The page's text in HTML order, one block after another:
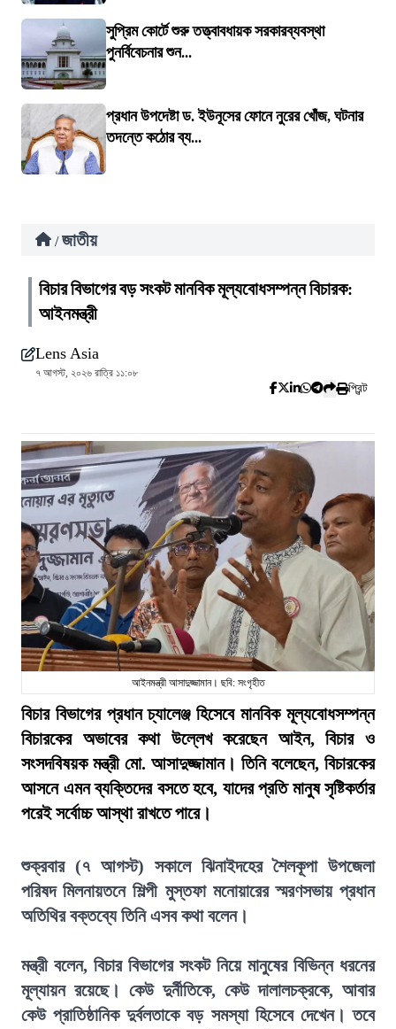
সুপ্রিম কোর্টে শুরু তত্ত্বাবধায়ক সরকারব্যবস্থা
পুনর্বিবেচনার শুন...
প্রধান উপদেষ্টা ড. ইউনূসের ফোনে নুরের খোঁজ, ঘটনার
তদন্তে কঠোর ব্য...
/ জাতীয়
বিচার বিভাগের বড় সংকট মানবিক মূল্যবোধসম্পন্ন বিচারক:
আইনমন্ত্রী
Lens Asia
৭ আগস্ট, ২০২৬ রাত্রি ১১:০৮
প্রিন্ট
আইনমন্ত্রী আসাদুজ্জামান। ছবি: সংগৃহীত
বিচার বিভাগের প্রধান চ্যালেঞ্জ হিসেবে মানবিক মূল্যবোধসম্পন্ন
বিচারকের অভাবের কথা উল্লেখ করেছেন আইন, বিচার ও
সংসদবিষয়ক মন্ত্রী মো. আসাদুজ্জামান। তিনি বলেছেন, বিচারকের
আসনে এমন ব্যক্তিদের বসতে হবে, যাদের প্রতি মানুষ সৃষ্টিকর্তার
পরেই সর্বোচ্চ আস্থা রাখতে পারে।
শুক্রবার (৭ আগস্ট) সকালে ঝিনাইদহের শৈলকূপা উপজেলা
পরিষদ মিলনায়তনে শিল্পী মুস্তফা মনোয়ারের স্মরণসভায় প্রধান
অতিথির বক্তব্যে তিনি এসব কথা বলেন।
মন্ত্রী বলেন, বিচার বিভাগের সংকট নিয়ে মানুষের বিভিন্ন ধরনের
মূল্যায়ন রয়েছে। কেউ দুর্নীতিকে, কেউ দালালচক্রকে, আবার
কেউ প্রাতিষ্ঠানিক দুর্বলতাকে বড় সমস্যা হিসেবে দেখেন। তবে